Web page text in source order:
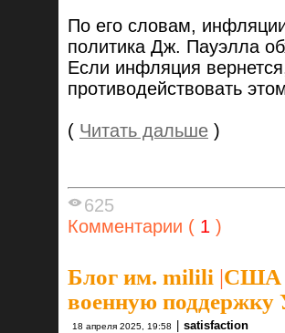
По его словам,
политика Дж. Пауэлла
Если инфляция
противодействовать
( Читать дальше )
625
Комментарии ( 1 )
Блог им. milili |США
военную поддержку
18 апреля 2025, 19:58 satisfaction